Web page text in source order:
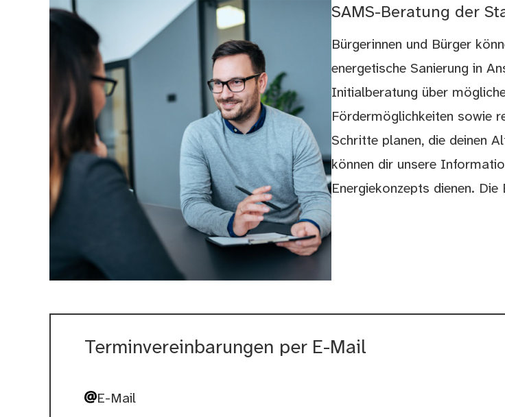
SAMS-Beratung der
Bürgerinnen und Bürger
energetische Sanierung in
Initialberatung über
Fördermöglichkeiten sowie
Schritte planen, die deinen
können dir unsere
Energiekonzepts dienen.
Terminvereinbarungen per E-Mail
E-Mail